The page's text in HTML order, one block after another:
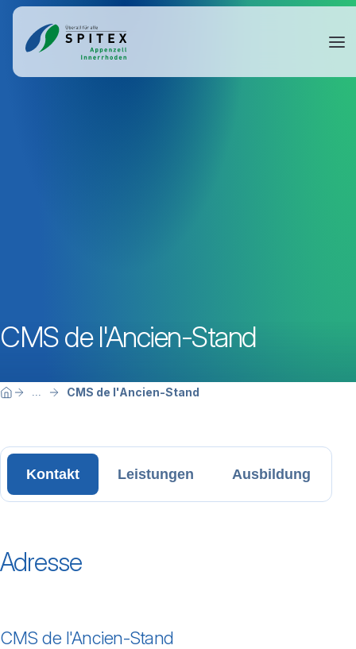
CMS de l'Ancien-Stand
Breadcrumbnavigation
Sie befinden sich hier:
Home ... CMS de l'Ancien-Stand
Kontakt Leistungen Ausbildung
Adresse
CMS de l'Ancien-Stand